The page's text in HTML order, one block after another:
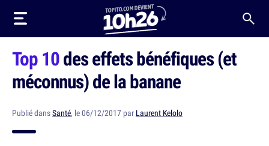
Top 10des effets bénéfiques (et
méconnus) de la banane
Publié dansSanté, le 06/12/2017 par Laurent Kelolo